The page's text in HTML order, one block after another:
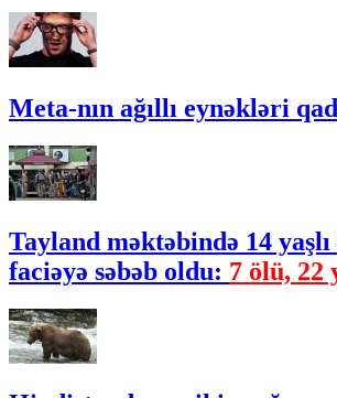
Meta-nın ağıllı eynəkləri
Tayland məktəbində 14
faciəyə səbəb oldu: 7 ölü, 22